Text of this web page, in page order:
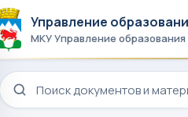
Управление
МКУ Управление образования
Поиск по сайту